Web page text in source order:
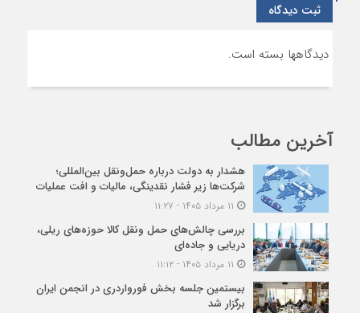
ثبت دیدگاه
دیدگاهها بسته است.
آخرین مطالب
هشدار به دولت درباره حمل‌ونقل بین‌المللی؛
شرکت‌ها زیر فشار نقدینگی، مالیات و افت عملیات
بررسی چالش‌های حمل ونقل کالا حوزه‌های ریلی،
دریایی و جاده‌ای
بیستمین جلسه بخش فورواردری در انجمن ایران
برگزار شد